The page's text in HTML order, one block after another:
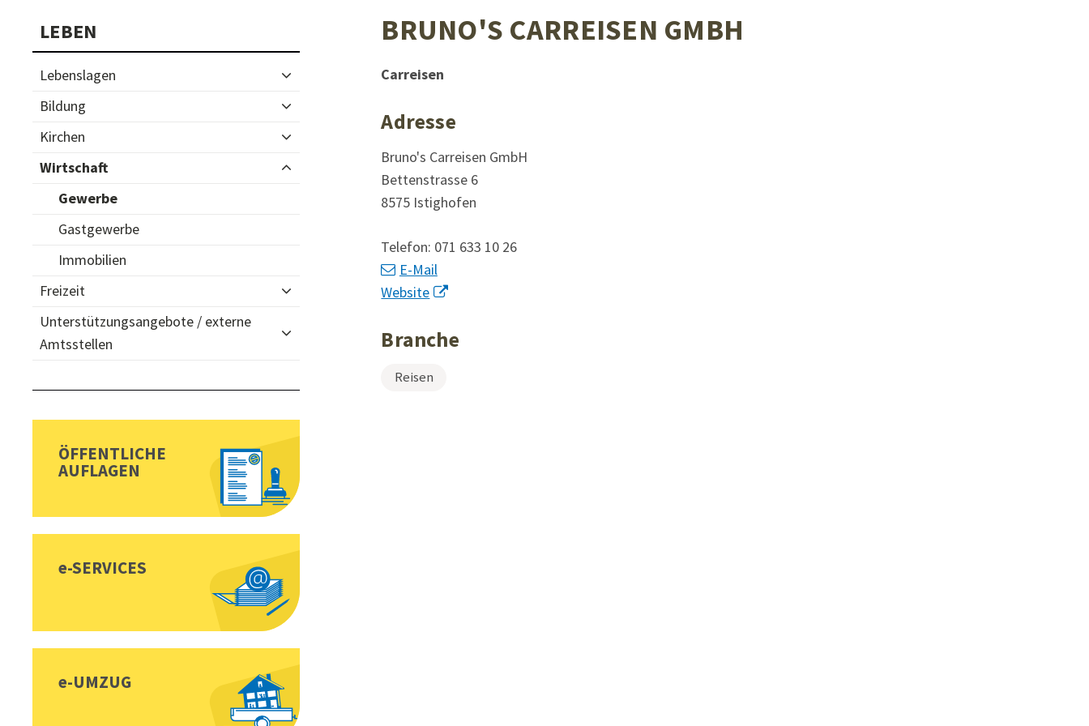
Subnavigation
LEBEN
Lebenslagen
Bildung
Kirchen
Wirtschaft
Gewerbe
Gastgewerbe
Immobilien
Freizeit
Unterstützungsangebote / externe
Amtsstellen
BRUNO'S CARREISEN GMBH
Carreisen
Adresse
Bruno's Carreisen GmbH
Bettenstrasse 6
8575 Istighofen
Telefon: 071 633 10 26
E-Mail
Website
Branche
Reisen
ÖFFENTLICHE
AUFLAGEN
e-SERVICES
e-UMZUG